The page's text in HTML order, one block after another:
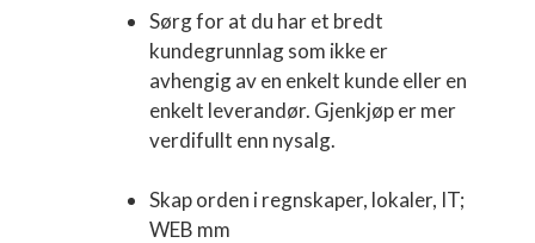
Sørg for at du har et bredt
kundegrunnlag som ikke er
avhengig av en enkelt kunde eller en
enkelt leverandør. Gjenkjøp er mer
verdifullt enn nysalg.
Skap orden i regnskaper, lokaler, IT;
WEB mm